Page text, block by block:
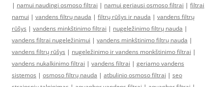
| namui naudingi osmoso filtrai | namui geriausi osmoso filtrai | filtrai
namui | vandens filtrų nauda | filtrų rūšys ir nauda | vandens filtrų
rūšys | vandens minkštinimo filtrai | nugeležinimo filtrų nauda |
vandens filtrai nugeležinimui | vandens minkštinimo filtrų nauda |
vandens filtrų rūšys | nugeležinimo ir vandens monkštinimo filtrai |
vandens nukalkinimo filtrai | vandens filtrai | geriamo vandens
sistemos | osmoso filtrų nauda | atbulinio osmoso filtrai | seo